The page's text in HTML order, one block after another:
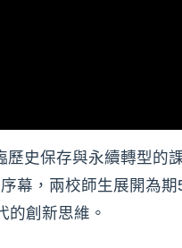
歷史保存與永續轉型的
幕，兩校師生展開為期
的創新思維。